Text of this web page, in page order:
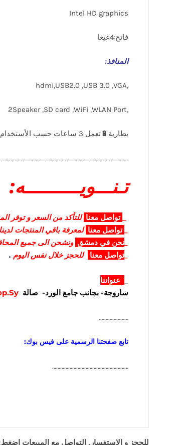
Intel HD graphics
فاتح:4غيغا
المنافذ:
,hdmi,USB2.0 ,USB 3.0 ,VGA
,2Speaker ,SD card ,WiFi ,WLAN Port
تـنـــويــــــــــه:
تواصل معنا للتأكد من السعر و توفر
تواصل معنا لمعرفة باقي المنتجات
نحن في دمشق ونشحن الى جميع
تواصل معنا للحجز خلال نفس اليوم .
عنواننا
ساروجة- بجانب جامع الورد- صالة
………………….
تابع صفحتنا الرسمية على فيس بوك:
…………………………………………………
للحجز و الاستفسار, التواصل مع المبيعات